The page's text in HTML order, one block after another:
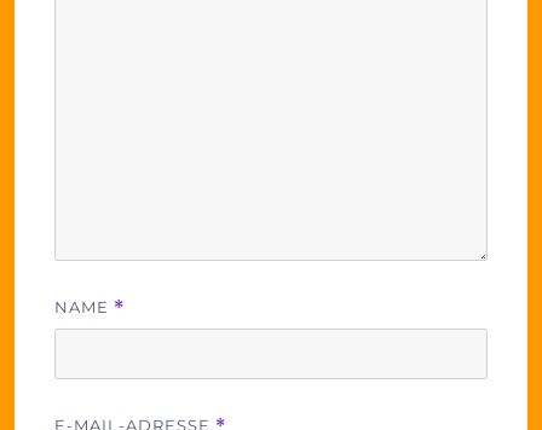
NAME *
E-MAIL-ADRESSE *